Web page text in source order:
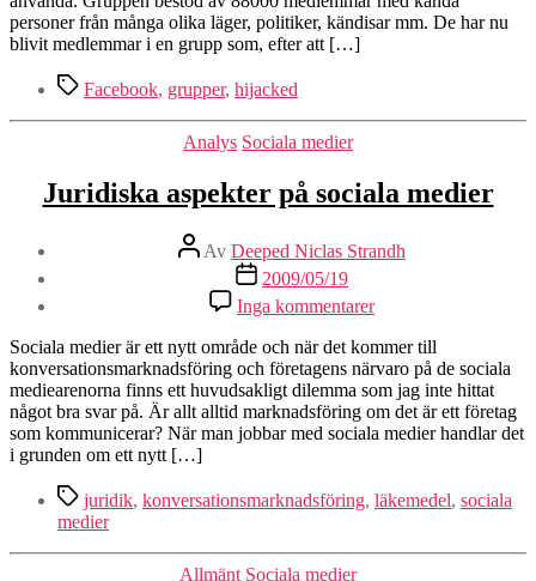
personer från många olika läger, politiker, kändisar mm. De har nu
blivit medlemmar i en grupp som, efter att […]
Etiketter
Facebook, grupper, hijacked
Kategorier
Analys Sociala medier
Juridiska aspekter på sociala medier
Inläggsförfattare
Av Deeped Niclas Strandh
Inläggsdatum
2009/05/19
Inga kommentarertill
Juridiska
aspekter
på
sociala
medier
Sociala medier är ett nytt område och när det kommer till
konversationsmarknadsföring och företagens närvaro på de sociala
mediearenorna finns ett huvudsakligt dilemma som jag inte hittat
något bra svar på. Är allt alltid marknadsföring om det är ett företag
som kommunicerar? När man jobbar med sociala medier handlar det
i grunden om ett nytt […]
Etiketter
juridik, konversationsmarknadsföring, läkemedel, sociala
medier
Kategorier
Allmänt Sociala medier